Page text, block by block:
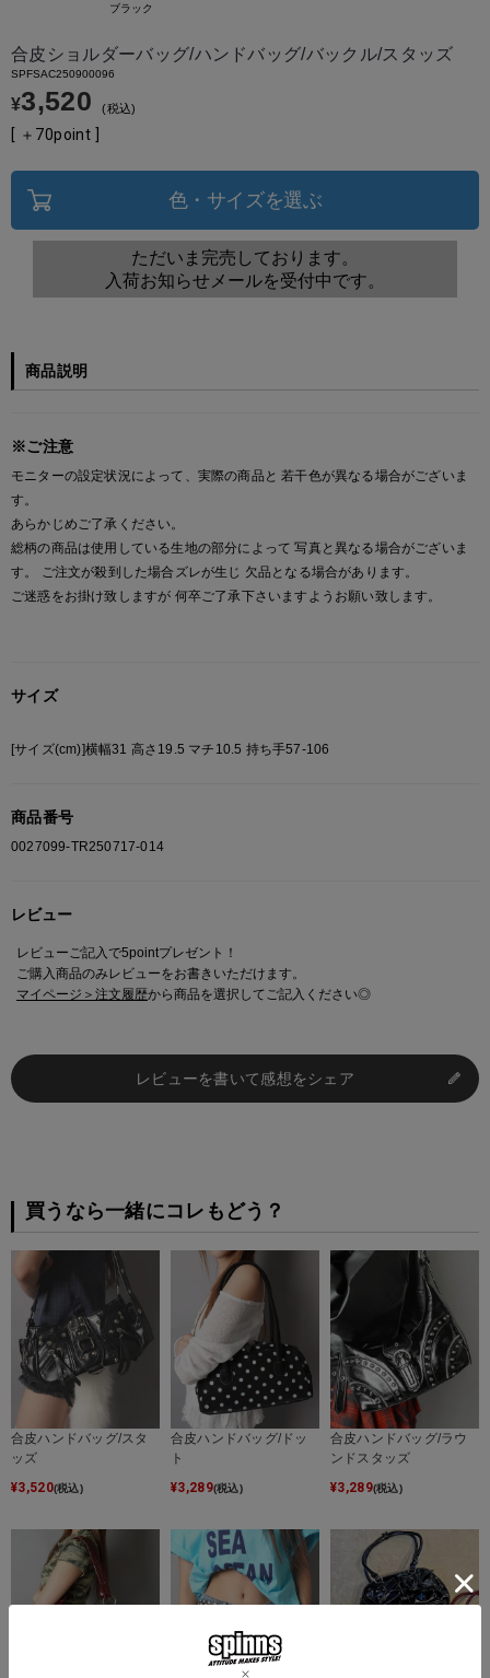
合皮ショルダーバッグ/ハンドバッグ/バックル/スタッズ
SPFSAC250900096
¥3,520 税込
[ ＋ 70point ]
色・サイズを選ぶ
ただいま完売しております。
入荷お知らせメールを受付中です。
商品説明
※ご注意
モニターの設定状況によって、実際の商品と 若干色が異なる場合がございま
す。
あらかじめご了承ください。
総柄の商品は使用している生地の部分によって 写真と異なる場合がございま
す。 ご注文が殺到した場合ズレが生じ 欠品となる場合があります。
ご迷惑をお掛け致しますが 何卒ご了承下さいますようお願い致します。
サイズ
[サイズ(cm)]横幅31 高さ19.5 マチ10.5 持ち手57-106
商品番号
0027099-TR250717-014
レビュー
レビューご記入で5pointプレゼント！
ご購入商品のみレビューをお書きいただけます。
マイページ＞注文履歴から商品を選択してご記入ください◎
レビューを書いて感想をシェア
ブラック
買うなら一緒にコレもどう？
合皮ハンドバッグ/スタ
ッズ
¥3,520(税込)
合皮ハンドバッグ/ドッ
ト
¥3,289(税込)
合皮ハンドバッグ/ラウ
ンドスタッズ
¥3,289(税込)